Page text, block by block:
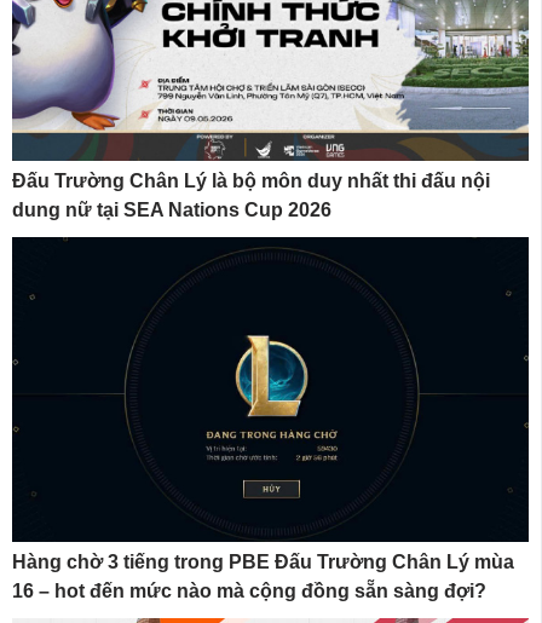
Đấu Trường Chân Lý là bộ môn duy nhất thi đấu nội
dung nữ tại SEA Nations Cup 2026
Hàng chờ 3 tiếng trong PBE Đấu Trường Chân Lý mùa
16 – hot đến mức nào mà cộng đồng sẵn sàng đợi?